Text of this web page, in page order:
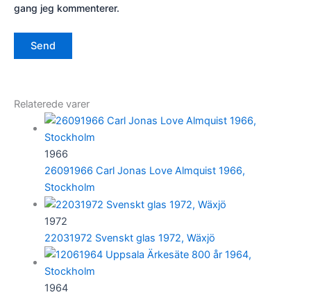
gang jeg kommenterer.
Relaterede varer
1966
26091966 Carl Jonas Love Almquist 1966,
Stockholm
1972
22031972 Svenskt glas 1972, Wäxjö
1964